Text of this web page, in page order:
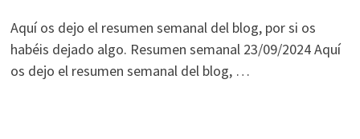
Aquí os dejo el resumen semanal del blog, por si os
habéis dejado algo. Resumen semanal 23/09/2024 Aquí
os dejo el resumen semanal del blog, …